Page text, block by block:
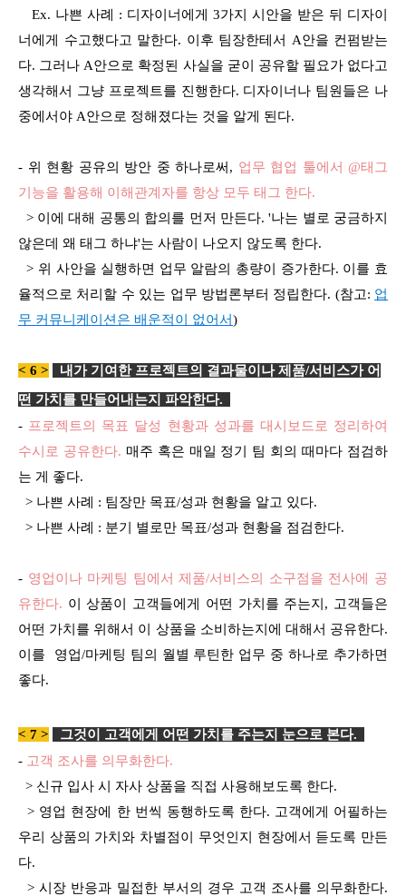
Ex. 나쁜 사례 : 디자이너에게 3가지 시안을 받은 뒤 디자이
너에게 수고했다고 말한다. 이후 팀장한테서 A안을 컨펌받는
다. 그러나 A안으로 확정된 사실을 굳이 공유할 필요가 없다고
생각해서 그냥 프로젝트를 진행한다. 디자이너나 팀원들은 나
중에서야 A안으로 정해졌다는 것을 알게 된다.
- 위 현황 공유의 방안 중 하나로써, 업무 협업 툴에서 @태그
기능을 활용해 이해관계자를 항상 모두 태그 한다.
> 이에 대해 공통의 합의를 먼저 만든다. '나는 별로 궁금하지
않은데 왜 태그 하냐'는 사람이 나오지 않도록 한다.
> 위 사안을 실행하면 업무 알람의 총량이 증가한다. 이를 효
율적으로 처리할 수 있는 업무 방법론부터 정립한다. (참고: 업
무 커뮤니케이션은 배운적이 없어서)
< 6 > 내가 기여한 프로젝트의 결과물이나 제품/서비스가 어
떤 가치를 만들어내는지 파악한다.
- 프로젝트의 목표 달성 현황과 성과를 대시보드로 정리하여
수시로 공유한다. 매주 혹은 매일 정기 팀 회의 때마다 점검하
는 게 좋다.
> 나쁜 사례 : 팀장만 목표/성과 현황을 알고 있다.
> 나쁜 사례 : 분기 별로만 목표/성과 현황을 점검한다.
- 영업이나 마케팅 팀에서 제품/서비스의 소구점을 전사에 공
유한다. 이 상품이 고객들에게 어떤 가치를 주는지, 고객들은
어떤 가치를 위해서 이 상품을 소비하는지에 대해서 공유한다.
이를 영업/마케팅 팀의 월별 루틴한 업무 중 하나로 추가하면
좋다.
< 7 > 그것이 고객에게 어떤 가치를 주는지 눈으로 본다.
- 고객 조사를 의무화한다.
> 신규 입사 시 자사 상품을 직접 사용해보도록 한다.
> 영업 현장에 한 번씩 동행하도록 한다. 고객에게 어필하는
우리 상품의 가치와 차별점이 무엇인지 현장에서 듣도록 만든
다.
> 시장 반응과 밀접한 부서의 경우 고객 조사를 의무화한다.